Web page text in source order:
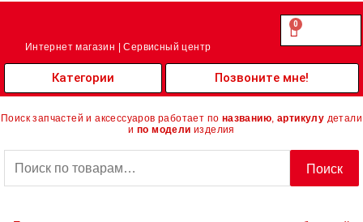
Перейти
Интернет магазин | Сервисный центр
0.00
0
Cart
Категории Позвоните мне!
Поиск запчастей и аксессуаров работает по названию артикулу детали
и по модели изделия
Поиск